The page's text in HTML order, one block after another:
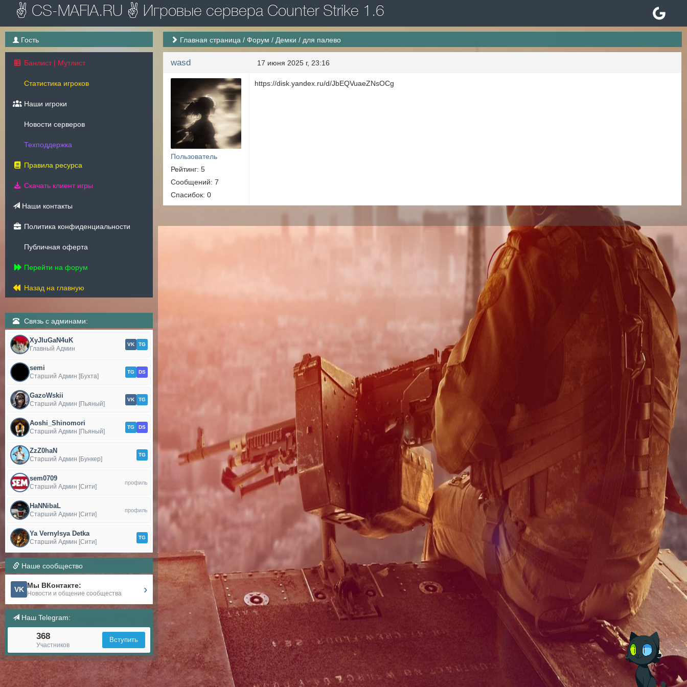
✌ CS-MAFIA.RU ✌ Игровые сервера Counter Strike 1.6
Гость
Банлист | Мутлист
Статистика игроков
Наши игроки
Новости серверов
Техподдержка
Правила ресурса
Скачать клиент игры
Наши контакты
Политика конфиденциальности
Публичная оферта
Перейти на форум
Назад на главную
Связь с админами:
XyJIuGaN4uK
Главный Админ
VK TG
semi
Старший Админ [Бухта]
TG DS
GazoWskii
Старший Админ [Пьяный]
VK TG
Aoshi_Shinomori
Старший Админ [Пьяный]
TG DS
ZzZ0haN
Старший Админ [Бункер]
TG
sem0709
Старший Админ [Сити]
профиль
HaNNibaL
Старший Админ [Сити]
профиль
Ya Vernylsya Detka
Старший Админ [Сити]
TG
Наше сообщество
VK Мы ВКонтакте:
Новости и общение сообщества ›
Наш Telegram:
368
Участников
Вступить
Главная страница /Форум / Демки / для палево
wasd 17 июня 2025 г, 23:16
Пользователь
Рейтинг: 5
Сообщений: 7
Спасибок: 0
https://disk.yandex.ru/d/JbEQVuaeZNsOCg